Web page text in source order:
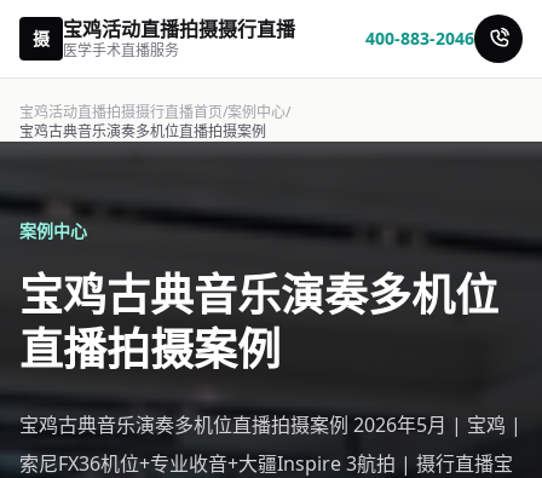
摄 宝鸡活动直播拍摄摄行直播
医学手术直播服务
400-883-2046
宝鸡活动直播拍摄摄行直播首页/案例中心/
宝鸡古典音乐演奏多机位直播拍摄案例
案例中心
宝鸡古典音乐演奏多机位
直播拍摄案例
宝鸡古典音乐演奏多机位直播拍摄案例 2026年5月 | 宝鸡 |
索尼FX36机位+专业收音+大疆Inspire 3航拍 | 摄行直播宝